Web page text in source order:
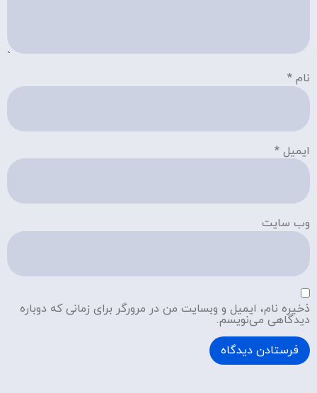
نام *
ایمیل *
وب‌ سایت
ذخیره نام، ایمیل و وبسایت من در مرورگر برای زمانی که دوباره
دیدگاهی می‌نویسم.